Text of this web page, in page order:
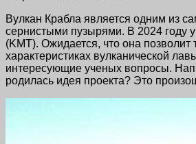
Вулкан Крабла является одним из
сернистыми пузырями. В 2024 году
(KMT). Ожидается, что она
характеристиках вулканической
интересующие ученых вопросы.
родилась идея проекта? Это